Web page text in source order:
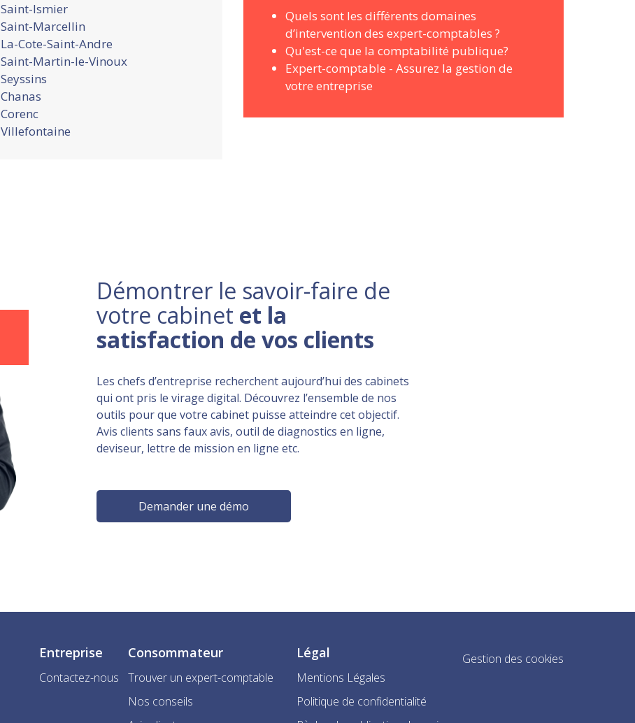
Saint-Ismier
Saint-Marcellin
La-Cote-Saint-Andre
Saint-Martin-le-Vinoux
Seyssins
Chanas
Corenc
Villefontaine
Quels sont les différents domaines
d’intervention des expert-comptables ?
Qu'est-ce que la comptabilité publique?
Expert-comptable - Assurez la gestion de
votre entreprise
Démontrer le savoir-faire de
votre cabinet et la
satisfaction de vos clients
Les chefs d’entreprise recherchent aujourd’hui des cabinets
qui ont pris le virage digital. Découvrez l’ensemble de nos
outils pour que votre cabinet puisse atteindre cet objectif.
Avis clients sans faux avis, outil de diagnostics en ligne,
deviseur, lettre de mission en ligne etc.
Demander une démo
Entreprise
Contactez-nous
Consommateur
Trouver un expert-comptable
Nos conseils
Légal
Mentions Légales
Politique de confidentialité
Gestion des cookies